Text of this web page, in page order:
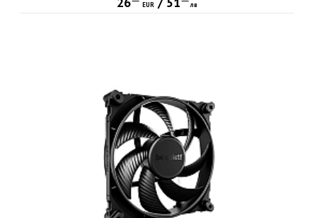
EUR
лв